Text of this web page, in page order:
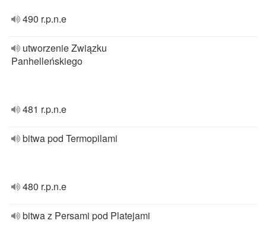
490 r.p.n.e
utworzenie Związku
Panhelleńskiego
481 r.p.n.e
bitwa pod Termopilami
480 r.p.n.e
bitwa z Persami pod Platejami